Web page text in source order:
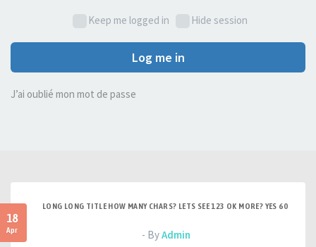
Keep me logged in
Hide session
Log me in
J’ai oublié mon mot de passe
18
Apr
LONG LONG TITLE HOW MANY CHARS? LETS SEE 123 OK MORE? YES 60
- ByAdmin